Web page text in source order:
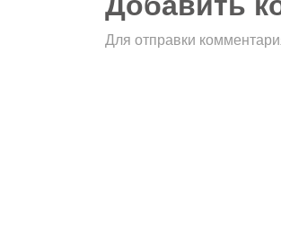
Для отправки